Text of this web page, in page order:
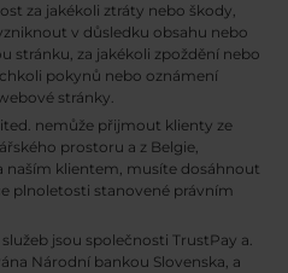
za jakékoli ztráty nebo škody,
v důsledku obsahu nebo
stránku, za jakékoli zpoždění nebo
pokynů nebo oznámení
stránky.
nemůže přijmout klienty ze
prostoru a z Belgie,
naším klientem, musíte dosáhnout
plnoletosti stanovené právním
jsou společnosti TrustPay a.
Národní bankou Slovenska, a